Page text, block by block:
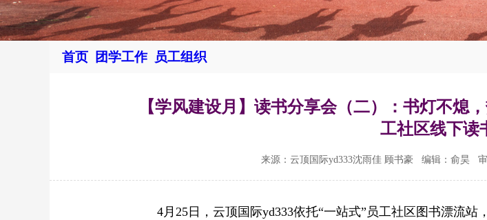
首页 团学工作 员工组织
【学风建设月】读书分享会（二）：书灯不熄
工社区线下读
来源：云顶国际yd333沈雨佳 顾书豪 编辑：俞昊
4月25日，云顶国际yd333依托“一站式”员工社区图书漂流